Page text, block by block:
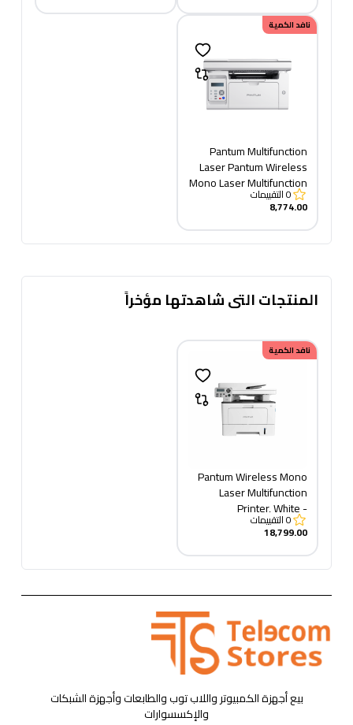
نافد الكمية
Pantum Multifunction
Laser Pantum Wireless
Mono Laser Multifunction
Printer, White -
M6509NW +TONER 219
copy
0التقييمات
8,774.00
المنتجات التى شاهدتها مؤخراً
نافد الكمية
Pantum Wireless Mono
Laser Multifunction
Printer, White -
BM5100ADW
0التقييمات
18,799.00
بيع أجهزة الكمبيوتر واللاب توب والطابعات وأجهزة الشبكات
والإكسسوارات